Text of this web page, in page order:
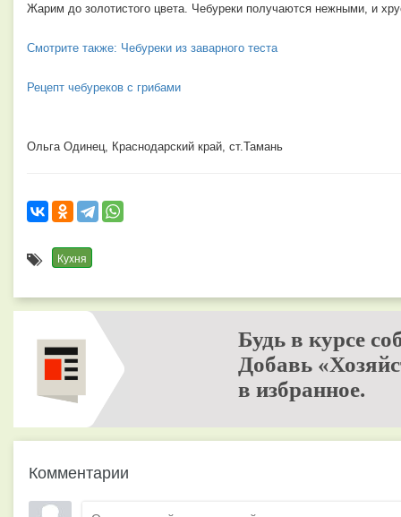
Жарим до золотистого цвета. Чебуреки получаются нежными, и
Смотрите также: Чебуреки из заварного теста
Рецепт чебуреков с грибами
Ольга Одинец, Краснодарский край, ст.Тамань
Кухня
Будь в курсе
Добавь
в избранное.
Комментарии